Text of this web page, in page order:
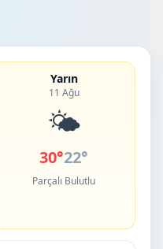
Yarın
11 Ağu
🌤️
30°22°
Parçalı Bulutlu